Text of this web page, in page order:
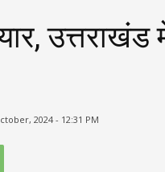
2024 - 12:31 PM